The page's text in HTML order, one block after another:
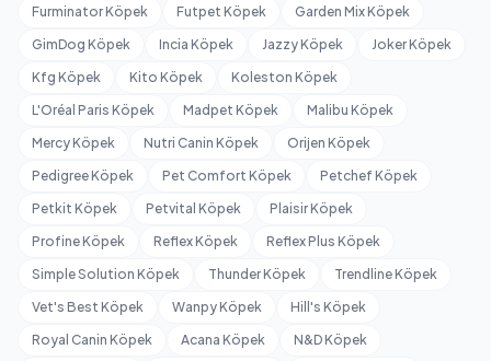
Furminator Köpek
Futpet Köpek
Garden Mix Köpek
GimDog Köpek
Incia Köpek Jazzy Köpek
Joker Köpek
Kfg Köpek
Kito Köpek
Koleston Köpek
L'Oréal Paris Köpek
Madpet Köpek
Malibu Köpek
Mercy Köpek
Nutri Canin Köpek
Orijen Köpek
Pedigree Köpek
Pet Comfort Köpek
Petchef Köpek
Petkit Köpek
Petvital Köpek
Plaisir Köpek
Profine Köpek
Reflex Köpek
Reflex Plus Köpek
Simple Solution Köpek
Thunder Köpek
Trendline Köpek
Vet's Best Köpek
Wanpy Köpek
Hill's Köpek
Royal Canin Köpek
Acana Köpek
N&D Köpek